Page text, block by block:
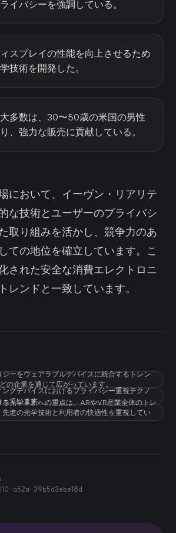
イバシーを強調している。
スプレイの性能を向上させるため
技術を開発した。
多数は、30〜50歳の米国の男性
、強力な販売に貢献している。
において、イーヴン・リアリテ
な技術とユーザーのプライバシ
取り組みを活かし、競争力のあ
ての地位を確立しています。こ
された安全な消費エレクトロニ
レンドと一致しています。
ーをウェアラブルデバイスに統合するトレン
の企業を通じて広がっています。
グデバイスにおけるプライバシー重視テクノ
ています。
る光学革新への重点は、ARやVR産業全体のトレ
進の光学技術と利用者の快適性を重視してい
a52a-39b5d3ebe18d